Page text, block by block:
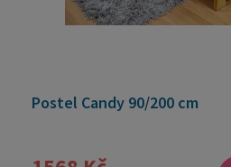
Postel Candy 90/200 cm